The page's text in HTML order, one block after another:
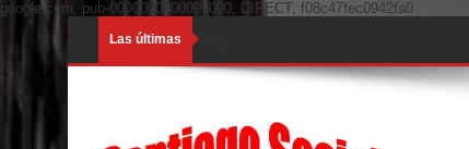
google.com, pub-0000000000000000, DIRECT, f08c47fec0942fa0
Las últimasLoading...